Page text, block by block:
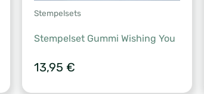
Stempelsets
Stempelset Gummi Wishing You
13,95 €